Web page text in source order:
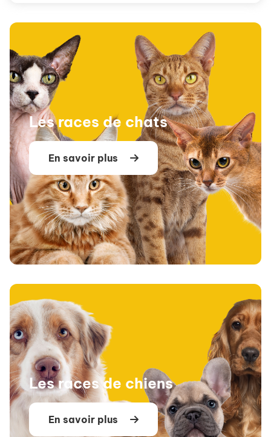
Les races de chats
En savoir plus
Les races de chiens
En savoir plus